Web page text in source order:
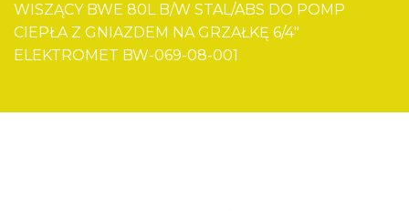
WISZĄCY BWE 80L B/W STAL/ABS DO POMP
CIEPŁA Z GNIAZDEM NA GRZAŁKĘ 6/4″
ELEKTROMET BW-069-08-001